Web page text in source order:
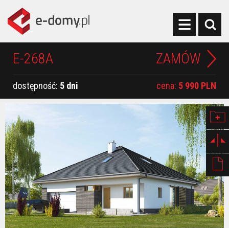
E-268A ZAMÓW
cena: 5 990 PLN
dostępność: 5 dni